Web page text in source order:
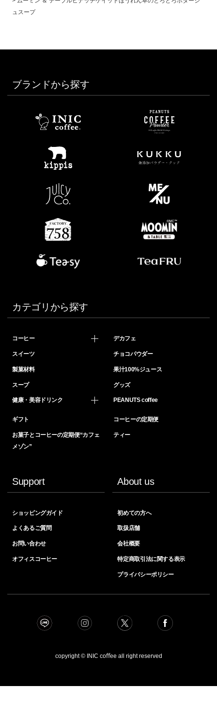
ュスープ
ブランドから探す
カテゴリから探す
コーヒー デカフェ
スイーツ チョコパウダー
製菓材料 果汁100%ジュース
スープ グッズ
健康・美容ドリンク PEANUTS coffee
ギフト コーヒーの定期便
お菓子とコーヒーの定期便“カフェ
メゾン”
ティー
Support
ショッピングガイド
よくあるご質問
お問い合わせ
オフィスコーヒー
About us
初めての方へ
取扱店舗
会社概要
特定商取引法に関する表示
プライバシーポリシー
copyright © INIC coﬀee all right reserved